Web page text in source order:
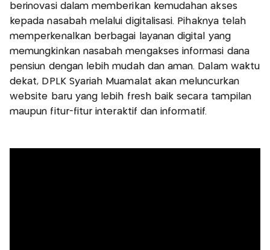
berinovasi dalam memberikan kemudahan akses
kepada nasabah melalui digitalisasi. Pihaknya telah
memperkenalkan berbagai layanan digital yang
memungkinkan nasabah mengakses informasi dana
pensiun dengan lebih mudah dan aman. Dalam waktu
dekat, DPLK Syariah Muamalat akan meluncurkan
website baru yang lebih fresh baik secara tampilan
maupun fitur-fitur interaktif dan informatif.